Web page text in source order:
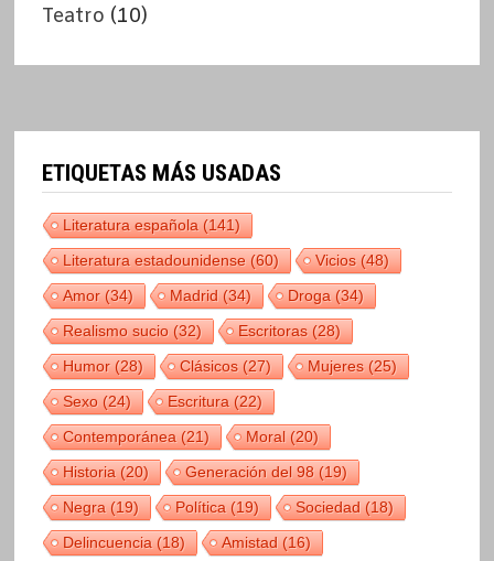
Teatro (10)
ETIQUETAS MÁS USADAS
Literatura española(141)
Literatura estadounidense(60) Vicios(48)
Amor(34) Madrid(34) Droga(34)
Realismo sucio(32) Escritoras(28)
Humor(28) Clásicos(27) Mujeres(25)
Sexo(24) Escritura(22)
Contemporánea(21) Moral(20)
Historia(20) Generación del 98(19)
Negra(19) Política(19) Sociedad(18)
Delincuencia(18) Amistad(16)